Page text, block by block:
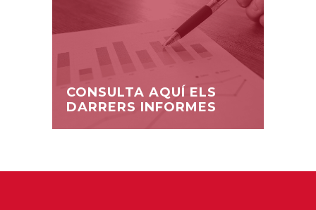
CONSULTA AQUÍ ELS
DARRERS INFORMES